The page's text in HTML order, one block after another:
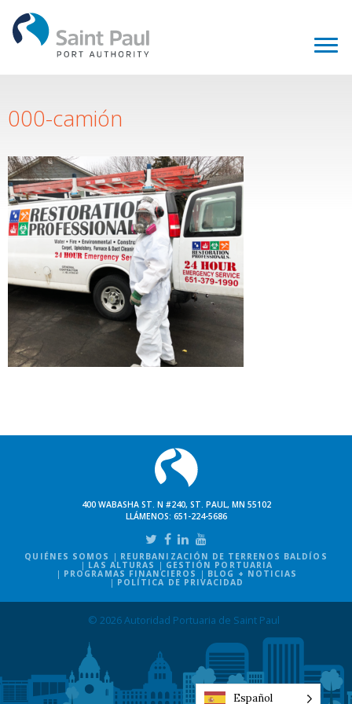
000-camión
400 WABASHA ST. N #240, ST. PAUL, MN 55102
LLÁMENOS: 651-224-5686
QUIÉNES SOMOS REURBANIZACIÓN DE TERRENOS BALDÍOS
LAS ALTURAS GESTIÓN PORTUARIA
PROGRAMAS FINANCIEROS BLOG + NOTICIAS
POLÍTICA DE PRIVACIDAD
© 2026 Autoridad Portuaria de Saint Paul
Español